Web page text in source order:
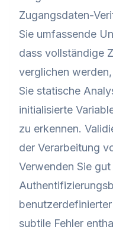
Zugangsdaten-
Sie umfassende
dass vollständige
verglichen
Sie statische
initialisierte
zu erkennen.
der Verarbeitung
Verwenden Sie
subtile Fehler